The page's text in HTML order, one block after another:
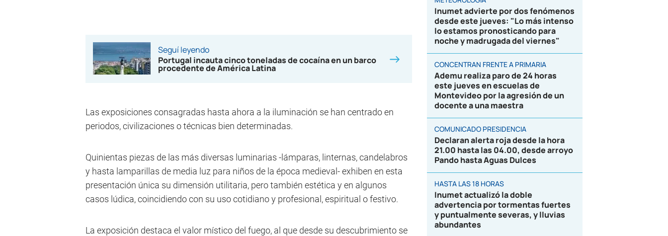
Seguí leyendo
Portugal incauta cinco toneladas de cocaína en un barco
procedente de América Latina
Las exposiciones consagradas hasta ahora a la iluminación se han centrado en
periodos, civilizaciones o técnicas bien determinadas.
Quinientas piezas de las más diversas luminarias -lámparas, linternas, candelabros
y hasta lamparillas de media luz para niños de la época medieval- exhiben en esta
presentación única su dimensión utilitaria, pero también estética y en algunos
casos lúdica, coincidiendo con su uso cotidiano y profesional, espiritual o festivo.
La exposición destaca el valor místico del fuego, al que desde su descubrimiento se
Inumet advierte por dos fenómenos
desde este jueves: "Lo más intenso
lo estamos pronosticando para
noche y madrugada del viernes"
CONCENTRAN FRENTE A PRIMARIA
Ademu realiza paro de 24 horas
este jueves en escuelas de
Montevideo por la agresión de un
docente a una maestra
COMUNICADO PRESIDENCIA
Declaran alerta roja desde la hora
21.00 hasta las 04.00, desde arroyo
Pando hasta Aguas Dulces
HASTA LAS 18 HORAS
Inumet actualizó la doble
advertencia por tormentas fuertes
y puntualmente severas, y lluvias
abundantes